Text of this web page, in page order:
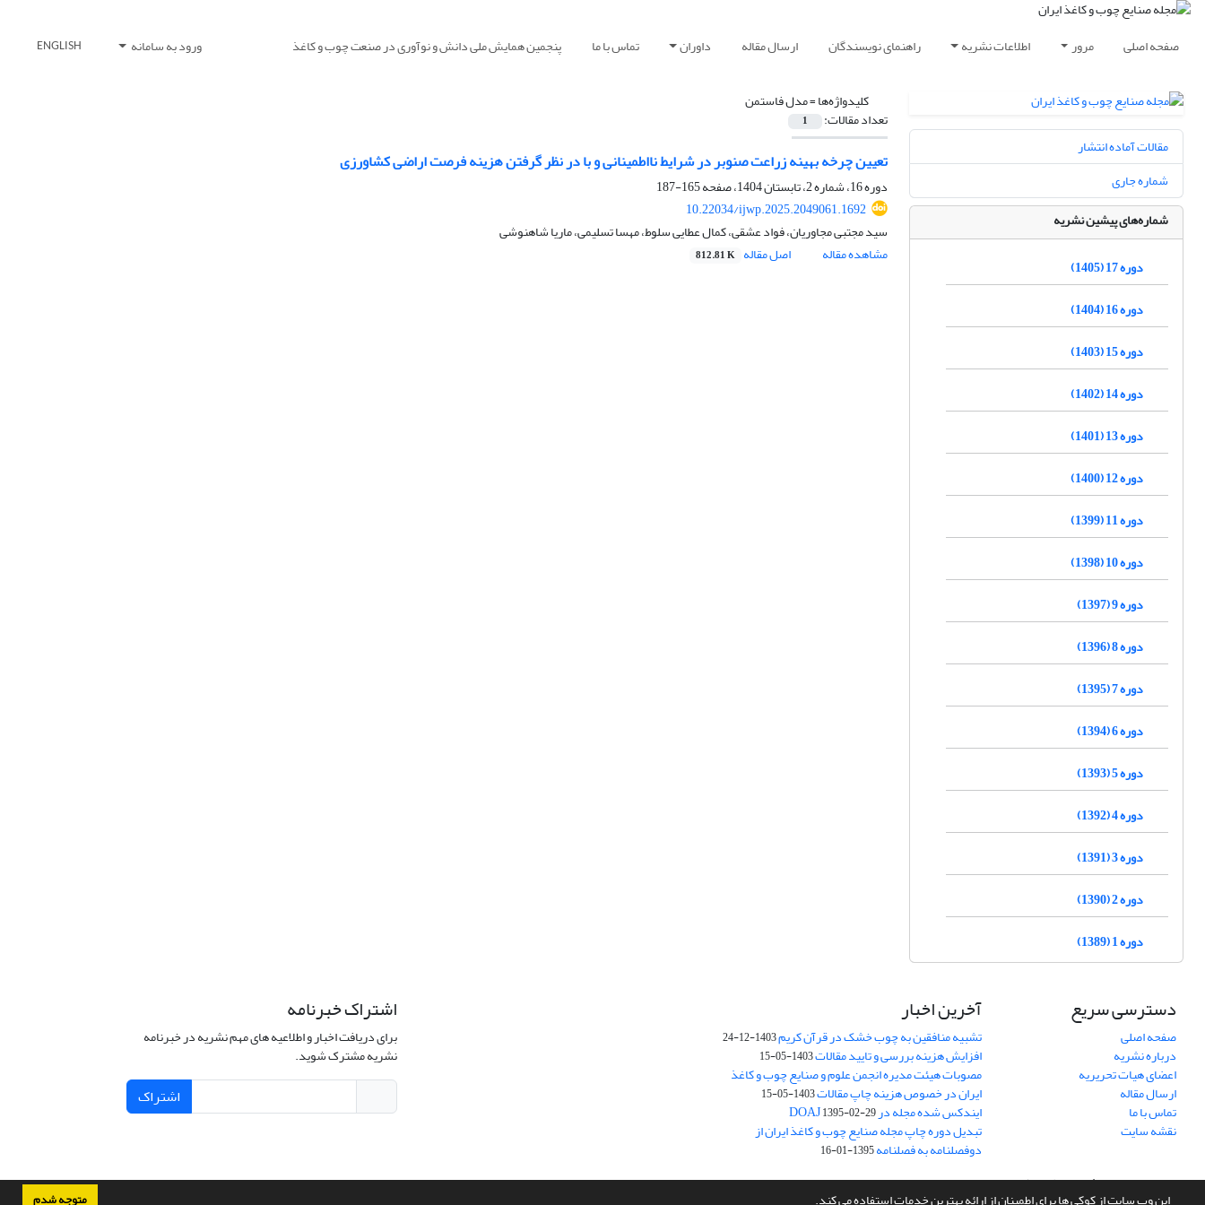
متوجه شدم
صفحه اصلی مرور اطلاعات نشریه راهنمای نویسندگان ارسال مقاله داوران تماس با ما پنجمین همایش ملی دانش و نوآوری در صنعت چوب و کاغذ ورود به سامانه ENGLISH
کلیدواژه‌ها =مدل فاستمن
تعداد مقالات: 1
تعیین چرخه بهینه زراعت صنوبر در شرایط نااطمینانی و با در نظر گرفتن هزینه فرصت اراضی کشاورزی
دوره 16، شماره 2، تابستان 1404، صفحه
165-187
10.22034/ijwp.2025.2049061.1692
سید مجتبی مجاوریان، فواد عشقی، کمال عطایی سلوط، مهسا تسلیمی، ماریا شاهنوشی
مشاهده مقاله
اصل مقاله 812.81 K
مقالات آماده انتشار
شماره جاری
شماره‌های پیشین نشریه
دوره 17 (1405)
دوره 16 (1404)
دوره 15 (1403)
دوره 14 (1402)
دوره 13 (1401)
دوره 12 (1400)
دوره 11 (1399)
دوره 10 (1398)
دوره 9 (1397)
دوره 8 (1396)
دوره 7 (1395)
دوره 6 (1394)
دوره 5 (1393)
دوره 4 (1392)
دوره 3 (1391)
دوره 2 (1390)
دوره 1 (1389)
دسترسی سریع
صفحه اصلی
درباره نشریه
اعضای هیات تحریریه
ارسال مقاله
تماس با ما
نقشه سایت
آخرین اخبار
تشبیه منافقین به چوب خشک در قرآن کریم1403-12-24
افزایش هزینه بررسی و تایید مقالات1403-05-15
مصوبات هیئت مدیره انجمن علوم و صنایع چوب و کاغذ
ایران در خصوص هزینه چاپ مقالات1403-05-15
ایندکس شده مجله در DOAJ1395-02-29
تبدیل دوره چاپ مجله صنایع چوب و کاغذ ایران از
دوفصلنامه به فصلنامه1395-01-16
اشتراک خبرنامه
برای دریافت اخبار و اطلاعیه های مهم نشریه در خبرنامه
نشریه مشترک شوید.
اشتراک
سامانه مدیریت نشریات علمی.طراحی و پیاده سازی ازسیناوب